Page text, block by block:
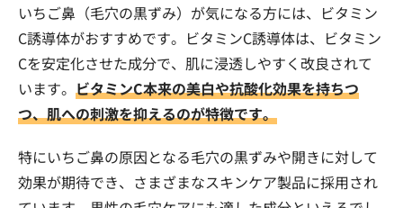
いちご鼻（毛穴の黒ずみ）が気になる方には、ビタミン
C誘導体がおすすめです。ビタミンC誘導体は、ビタミン
Cを安定化させた成分で、肌に浸透しやすく改良されて
います。 ビタミンC本来の美白や抗酸化効果を持ちつ
つ、肌への刺激を抑えるのが特徴です。
特にいちご鼻の原因となる毛穴の黒ずみや開きに対して
効果が期待でき、さまざまなスキンケア製品に採用され